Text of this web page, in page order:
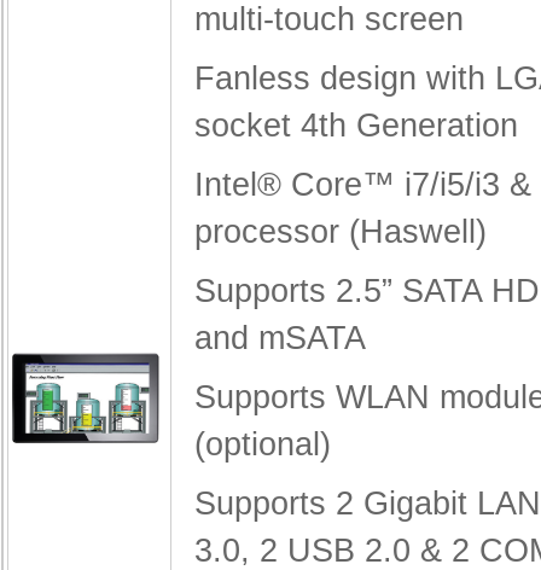
multi-touch screen
Fanless design with
socket 4th Generation
Intel® Core™ i7/i5/i3 &
processor (Haswell)
Supports 2.5” SATA
and mSATA
Supports WLAN
(optional)
Supports 2 Gigabit
3.0, 2 USB 2.0 & 2